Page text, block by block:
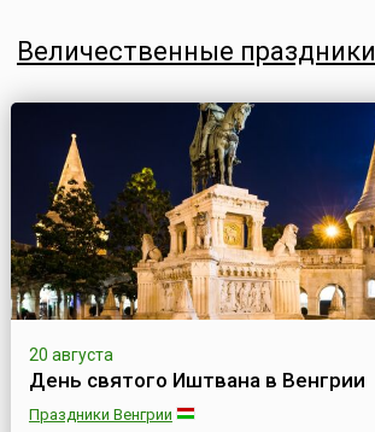
Величественные праздники
20 августа
День святого Иштвана в Венгрии
Праздники Венгрии